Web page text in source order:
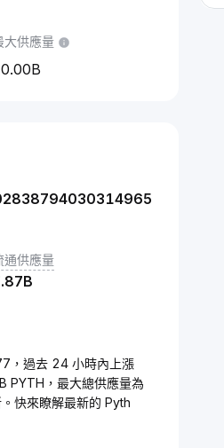
大供應量
通供應量
，過去 24 小時內上漲
PYTH，最大總供應量為
快來瞭解最新的 Pyth